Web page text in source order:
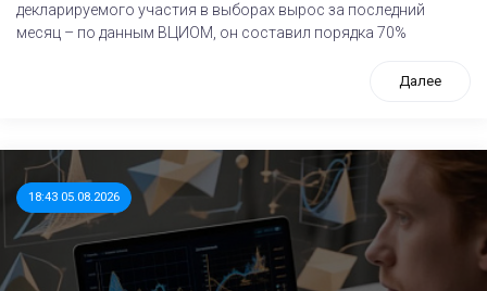
декларируемого участия в выборах вырос за последний
месяц – по данным ВЦИОМ, он составил порядка 70%
Далее
18:43 05.08.2026